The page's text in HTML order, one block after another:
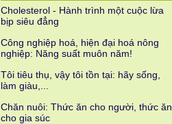
Cholesterol - Hành trình một cuộc lừa
bịp siêu đẳng
Công nghiệp hoá, hiện đại hoá nông
nghiệp: Năng suất muôn năm!
Tôi tiêu thụ, vậy tôi tồn tại: hãy sống,
làm giàu,...
Chăn nuôi: Thức ăn cho người, thức ăn
cho gia súc